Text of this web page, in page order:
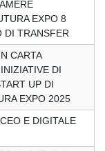
EXPO 8
DI TRANSFER
CARTA
DI
UP DI
EXPO 2025
E DIGITALE